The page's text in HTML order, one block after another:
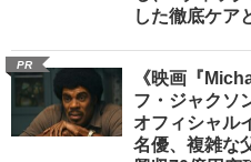
した徹底ケア
PR
《映画『
フ・ジャクソ
オフィシャル
名優、複雑な